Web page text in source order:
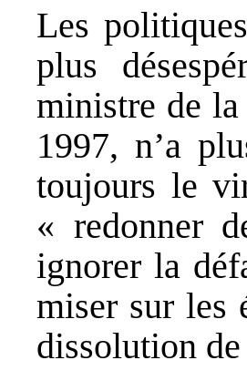
Les
plus
ministre de la
1997, n’a
toujours le
« redonner
ignorer la
miser sur les
dissolution